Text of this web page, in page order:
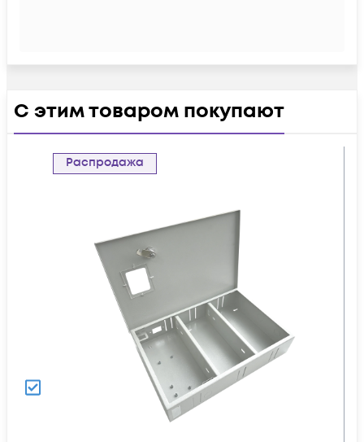
С этим товаром покупают
Распродажа